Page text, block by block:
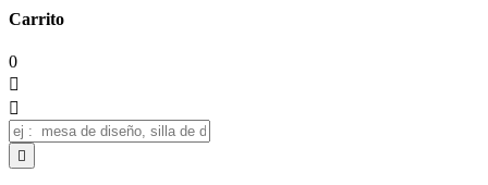
Carrito
0


